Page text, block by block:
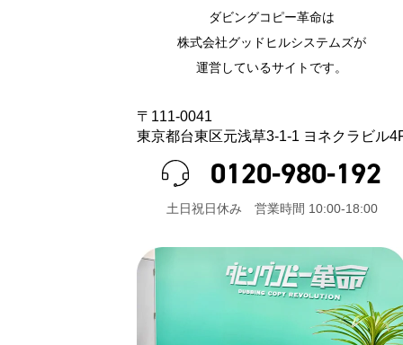
ダビングコピー革命は
株式会社グッドヒルシステムズが
運営しているサイトです。
〒111-0041
東京都台東区元浅草3-1-1 ヨネクラビル
0120-980-192
⼟⽇祝⽇休み 営業時間 10:00-18:00